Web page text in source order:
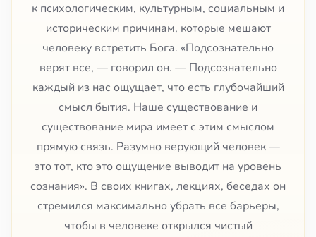
к психологическим, культурным, социальным и
историческим причинам, которые мешают
человеку встретить Бога. «Подсознательно
верят все, — говорил он. — Подсознательно
каждый из нас ощущает, что есть глубочайший
смысл бытия. Наше существование и
существование мира имеет с этим смыслом
прямую связь. Разумно верующий человек —
это тот, кто это ощущение выводит на уровень
сознания». В своих книгах, лекциях, беседах он
стремился максимально убрать все барьеры,
чтобы в человеке открылся чистый